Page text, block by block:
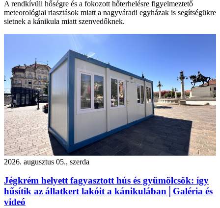
A rendkívüli hőségre és a fokozott hőterhelésre figyelmeztető
meteorológiai riasztások miatt a nagyváradi egyházak is segítségükre
sietnek a kánikula miatt szenvedőknek.
2026. augusztus 05., szerda
Jégkrém helyett fagyasztott hús és gyümölcsök: így
hűsítik az állatkert lakóit a kánikulában│Galéria és
videó